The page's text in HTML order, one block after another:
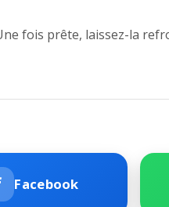
fois prête, laissez-la
Facebook